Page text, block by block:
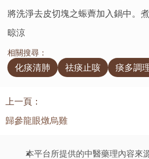
將洗淨去皮切塊之蜄薺加入鍋中。煮
晾涼
相關搜尋：
化痰清肺 祛痰止咳 痰多調
上一頁：
歸參龍眼燉烏雞
本平台所提供的中醫藥理內容來